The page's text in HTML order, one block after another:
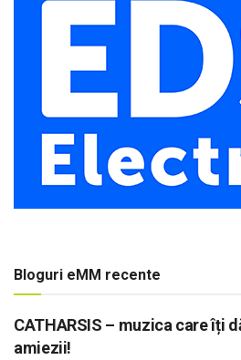
Bloguri eMM recente
CATHARSIS – muzica care îți
amiezii!